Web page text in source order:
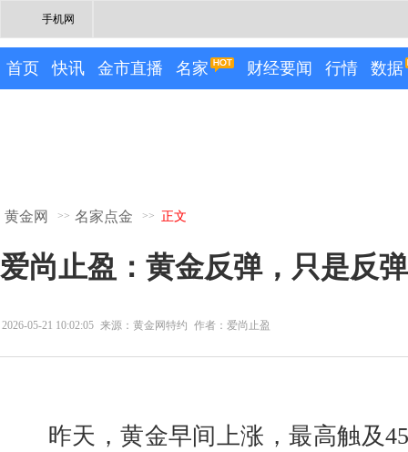
手机网
首页 快讯 金市直播 名家 财经要闻 行情 数据
黄金网 >> 名家点金 >> 正文
爱尚止盈：黄金反弹，只是反
2026-05-21 10:02:05 来源：黄金网特约 作者：爱尚止盈
昨天，黄金早间上涨，最高触及